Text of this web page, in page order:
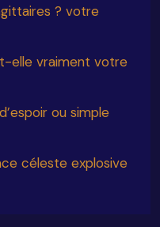
? votre
elle vraiment votre
ou simple
céleste explosive